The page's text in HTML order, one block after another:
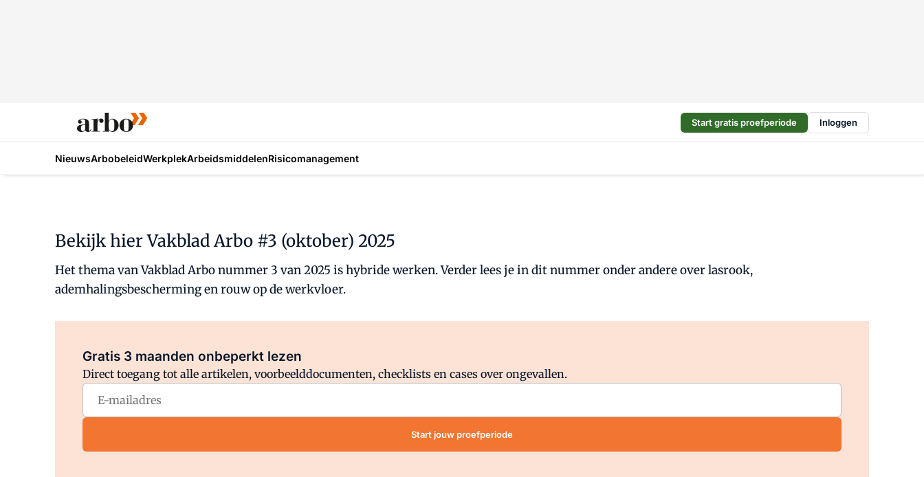
Start gratis proefperiode Inloggen
NieuwsArbobeleidWerkplekArbeidsmiddelenRisicomanagement
Bekijk hier Vakblad Arbo #3 (oktober) 2025
Het thema van Vakblad Arbo nummer 3 van 2025 is hybride werken. Verder lees je in dit nummer onder andere over lasrook,
ademhalingsbescherming en rouw op de werkvloer.
Gratis 3 maanden onbeperkt lezen
Direct toegang tot alle artikelen, voorbeelddocumenten, checklists en cases over ongevallen.
Start jouw proefperiode